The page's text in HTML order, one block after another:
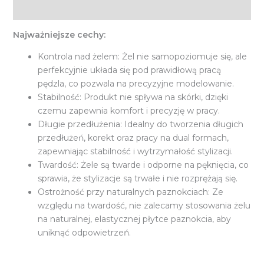
Najważniejsze cechy:
Kontrola nad żelem: Żel nie samopoziomuje się, ale
perfekcyjnie układa się pod prawidłową pracą
pędzla, co pozwala na precyzyjne modelowanie.
Stabilność: Produkt nie spływa na skórki, dzięki
czemu zapewnia komfort i precyzję w pracy.
Długie przedłużenia: Idealny do tworzenia długich
przedłużeń, korekt oraz pracy na dual formach,
zapewniając stabilność i wytrzymałość stylizacji.
Twardość: Żele są twarde i odporne na pęknięcia, co
sprawia, że stylizacje są trwałe i nie rozprężają się.
Ostrożność przy naturalnych paznokciach: Ze
względu na twardość, nie zalecamy stosowania żelu
na naturalnej, elastycznej płytce paznokcia, aby
uniknąć odpowietrzeń.